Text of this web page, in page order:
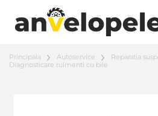
Principala Autoservice
Reparatia
Diagnosticare rulmenti cu bile